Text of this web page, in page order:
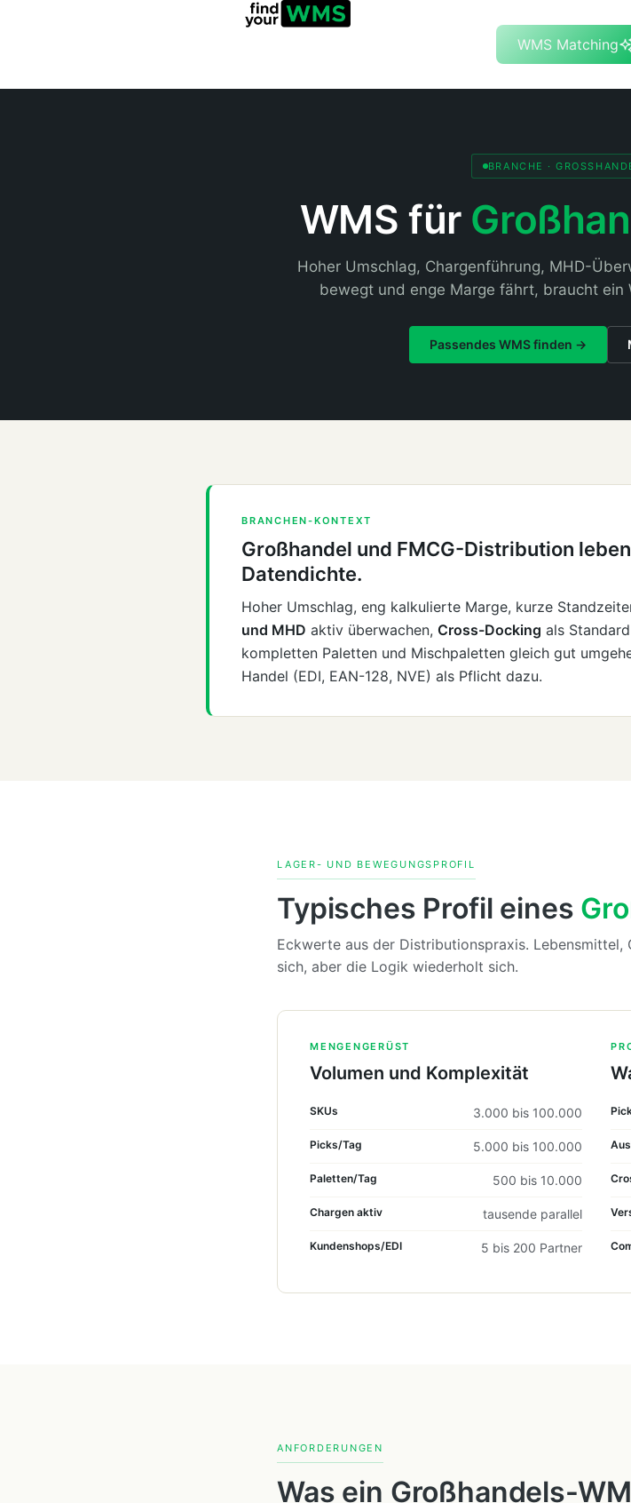
WMS Matching
BRANCHE ·
WMS für
Hoher Umschlag, Chargenführung, MHD-
bewegt und enge Marge fährt, braucht
Passendes WMS finden →
BRANCHEN-KONTEXT
Großhandel und FMCG-Distribution
Datendichte.
Hoher Umschlag, eng kalkulierte Marge, kurze
und MHD aktiv überwachen, Cross-Docking als
kompletten Paletten und Mischpaletten gleich gut
Handel (EDI, EAN-128, NVE) als Pflicht dazu.
LAGER- UND BEWEGUNGSPROFIL
Typisches Profil eines
Eckwerte aus der Distributionspraxis. Lebensmittel,
sich, aber die Logik wiederholt sich.
MENGENGERÜST
Volumen und Komplexität
SKUs 3.000 bis 100.000
Picks/Tag 5.000 bis 100.000
Paletten/Tag 500 bis 10.000
Chargen aktiv tausende parallel
Kundenshops/EDI 5 bis 200 Partner
ANFORDERUNGEN
Was ein Großhandels-